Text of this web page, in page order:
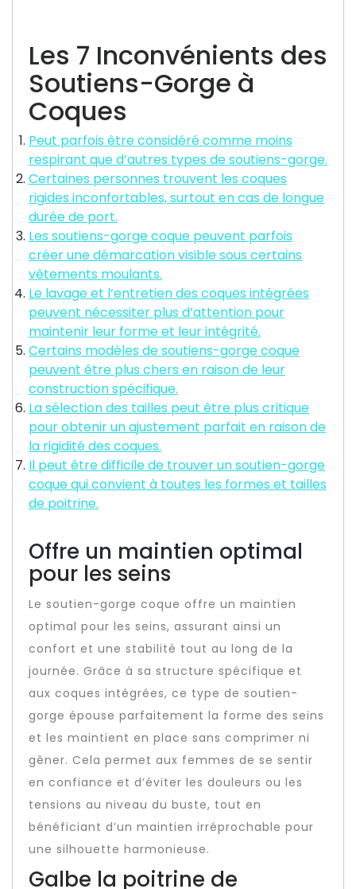
Les 7 Inconvénients des
Soutiens-Gorge à
Coques
Peut parfois être considéré comme moins
respirant que d’autres types de soutiens-gorge.
Certaines personnes trouvent les coques
rigides inconfortables, surtout en cas de longue
durée de port.
Les soutiens-gorge coque peuvent parfois
créer une démarcation visible sous certains
vêtements moulants.
Le lavage et l’entretien des coques intégrées
peuvent nécessiter plus d’attention pour
maintenir leur forme et leur intégrité.
Certains modèles de soutiens-gorge coque
peuvent être plus chers en raison de leur
construction spécifique.
La sélection des tailles peut être plus critique
pour obtenir un ajustement parfait en raison de
la rigidité des coques.
Il peut être difficile de trouver un soutien-gorge
coque qui convient à toutes les formes et tailles
de poitrine.
Offre un maintien optimal
pour les seins
Le soutien-gorge coque offre un maintien
optimal pour les seins, assurant ainsi un
confort et une stabilité tout au long de la
journée. Grâce à sa structure spécifique et
aux coques intégrées, ce type de soutien-
gorge épouse parfaitement la forme des seins
et les maintient en place sans comprimer ni
gêner. Cela permet aux femmes de se sentir
en confiance et d’éviter les douleurs ou les
tensions au niveau du buste, tout en
bénéficiant d’un maintien irréprochable pour
une silhouette harmonieuse.
Galbe la poitrine de